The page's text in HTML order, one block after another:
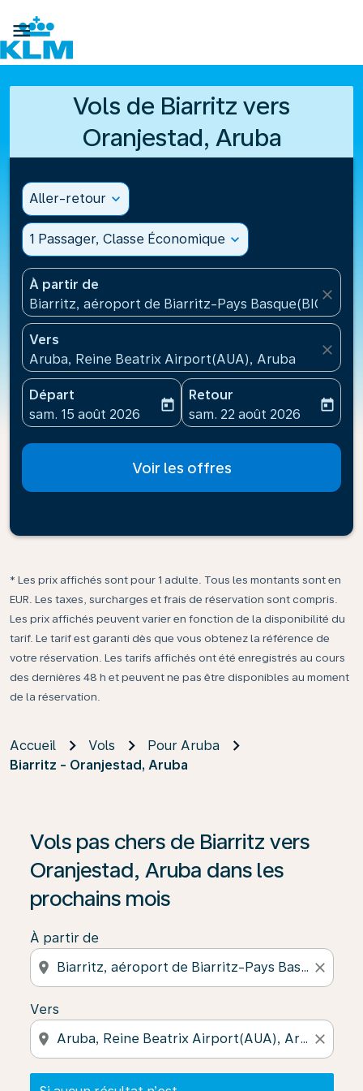

Vols de Biarritz vers
Oranjestad, Aruba
Aller-retour expand_more
1 Passager, Classe Économique expand_more
À partir de
Biarritz, aéroport de Biarritz-Pays Basque(BIQ),
close
Vers
Aruba, Reine Beatrix Airport(AUA), Aruba
close
Départ
fc-booking-departure-date-aria-label
sam. 15 août 2026
today
Retour
fc-booking-return-date-
sam. 22 août 2026
today
Voir les offres
* Les prix affichés sont pour 1 adulte. Tous les montants sont en
EUR. Les taxes, surcharges et frais de réservation sont compris.
Les prix affichés peuvent varier en fonction de la disponibilité du
tarif. Le tarif est garanti dès que vous obtenez la référence de
votre réservation. Les tarifs affichés ont été enregistrés au cours
des dernières 48 h et peuvent ne pas être disponibles au moment
de la réservation.
Accueil Vols
Pour Aruba
Biarritz - Oranjestad, Aruba
Vols pas chers de Biarritz vers
Oranjestad, Aruba dans les
prochains mois
À partir de
location_on close
Vers
location_on close
Si aucun résultat n’est disponible, cliquez sur «